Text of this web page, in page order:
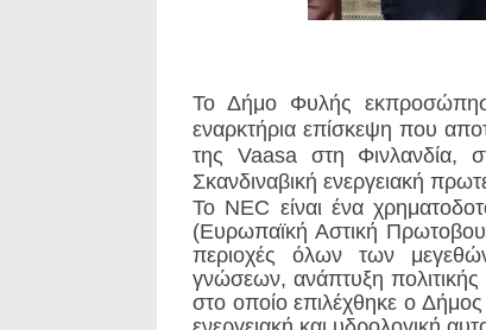
Το Δήμο Φυλής
εναρκτήρια επίσκεψη που
της Vaasa στη Φινλανδία,
Σκανδιναβική ενεργειακή
Το NEC είναι ένα
(Ευρωπαϊκή Αστική
περιοχές όλων των
γνώσεων, ανάπτυξη πολιτικής
στο οποίο επιλέχθηκε ο